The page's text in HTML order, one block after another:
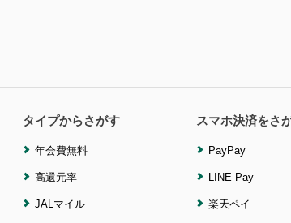
タイプからさがす
年会費無料
高還元率
JALマイル
スマホ決済をさ
PayPay
LINE Pay
楽天ペイ